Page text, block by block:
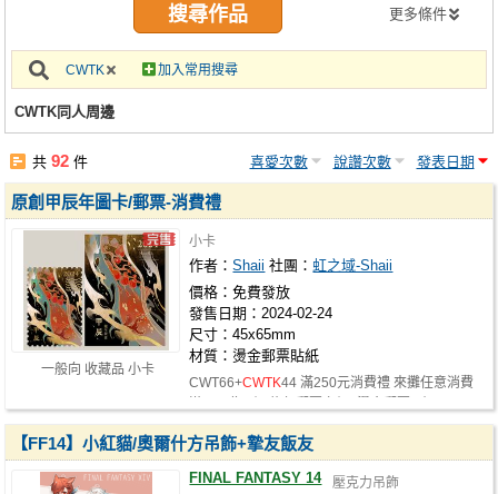
攤位轉讓區
會員功能選單
註冊會員
更多條件
CWTK 加入常用搜尋
CWTK同人周邊
共92 件 喜愛次數 說讚次數 發表日期
一般向 收藏品 小卡
原創甲辰年圖卡/郵票-消費禮
小卡
作者：Shaii 社團：虹之域-Shaii
價格：免費發放
發售日期：2024-02-24
尺寸：45x65mm
材質：燙金郵票貼紙
CWT66+CWTK44 滿250元消費禮 來攤任意消費
【FF14】小紅貓/奧爾什方吊飾+摯友飯友
FINAL FANTASY 14 壓克力吊飾